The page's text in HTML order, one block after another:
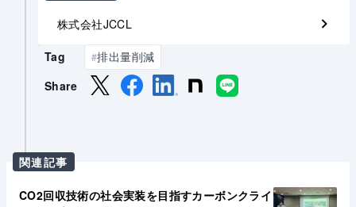
株式会社JCCL
Tag #排出量削減
Share
関連記事
CO2回収技術の社会実装を目指すカーボンクライ